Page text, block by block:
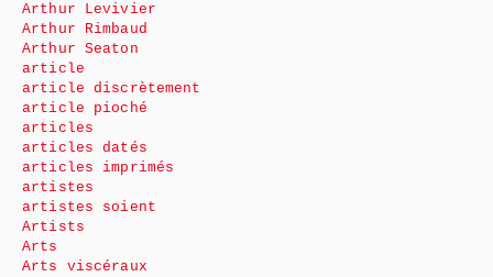
Arthur Levivier
Arthur Rimbaud
Arthur Seaton
article
article discrètement
article pioché
articles
articles datés
articles imprimés
artistes
artistes soient
Artists
Arts
Arts viscéraux